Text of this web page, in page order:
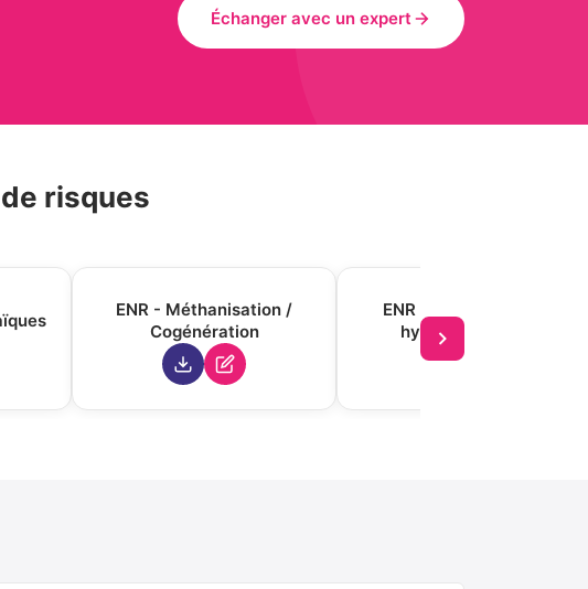
Échanger avec un expert
risques
ENR - Méthanisation /
Cogénération
ENR – Microcentrales
hydroélectriques